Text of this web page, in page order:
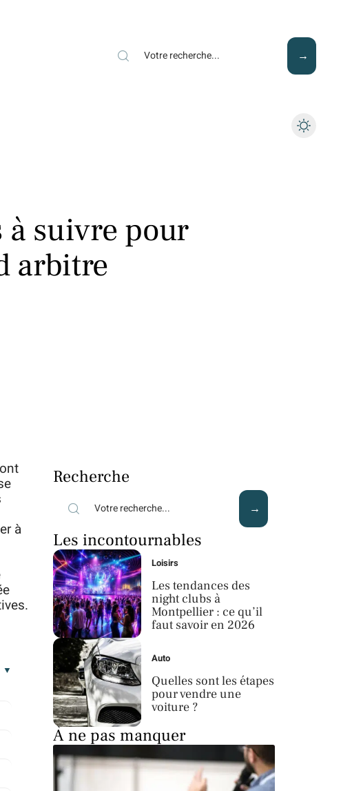
à suivre pour
arbitre
à
Recherche
Les incontournables
Loisirs
Les tendances des
night clubs à
Montpellier : ce qu’il
faut savoir en 2026
Auto
Quelles sont les étapes
pour vendre une
voiture ?
À ne pas manquer